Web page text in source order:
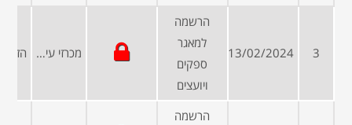
3
13/02/2024
הרשמה
למאגר
ספקים
ויועצים
מכרזי עיריות ומועצות
הרשמה